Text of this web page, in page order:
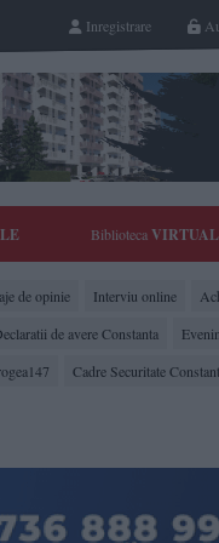
Inregistrare
Biblioteca
de opinie Interviu online
de avere Constanta
Cadre Securitate